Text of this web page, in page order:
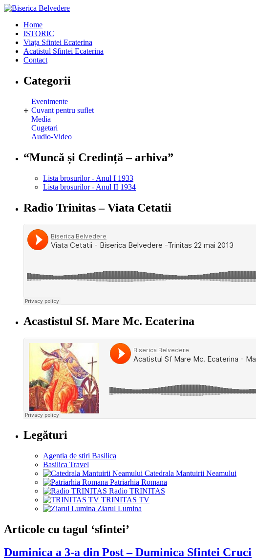
Home
ISTORIC
Viaţa Sfintei Ecaterina
Acatistul Sfintei Ecaterina
Contact
Categorii
Evenimente
+ Cuvant pentru suflet
Media
Cugetari
Audio-Video
“Muncă și Credință – arhiva”
Lista brosurilor - Anul I 1933
Lista brosurilor - Anul II 1934
Radio Trinitas – Viata Cetatii
Acastistul Sf. Mare Mc. Ecaterina
Legături
Agentia de stiri Basilica
Basilica Travel
Catedrala Mantuirii Neamului
Patriarhia Romana
Radio TRINITAS
TRINITAS TV
Ziarul Lumina
Articole cu tagul ‘sfintei’
Duminica a 3-a din Post – Duminica Sfintei Cruci